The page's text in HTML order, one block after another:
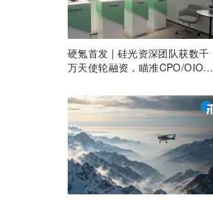
硬氪首发 | 硅光资深团队获数千
万天使轮融资，瞄准CPO/OIO下